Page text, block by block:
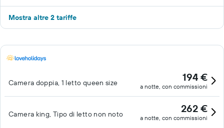
Mostra altre 2 tariffe
Camera doppia, 1 letto queen size 194 €
a notte, con commissioni
Camera king, Tipo di letto non noto 262 €
a notte, con commissioni